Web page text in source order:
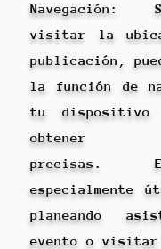
Navegación:
visitar la
publicación,
la función de
tu dispositivo
obtener
precisas.
especialmente
planeando
evento o visitar